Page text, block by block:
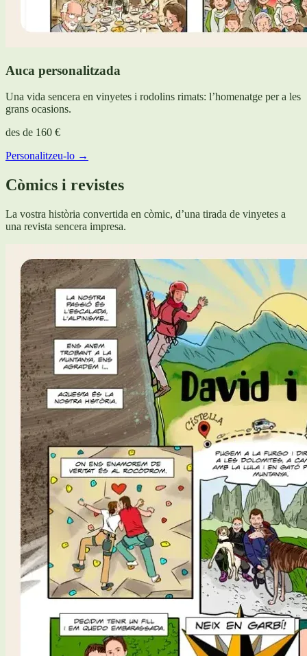
Auca personalitzada
Una vida sencera en vinyetes i rodolins rimats: l’homenatge per a les
grans ocasions.
des de 160 €
Personalitzeu-lo →
Còmics i revistes
La vostra història convertida en còmic, d’una tirada de vinyetes a
una revista sencera impresa.